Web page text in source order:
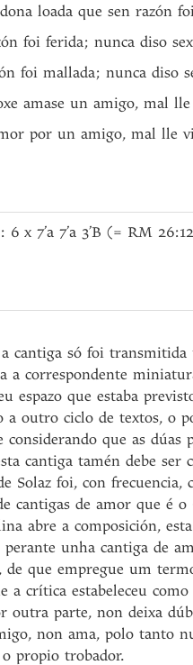
loada que sen razón
foi ferida; nunca diso
foi mallada; nunca diso
amase un amigo, mal
por un amigo, mal lle
x 7’a 7’a 3’B (= RM
cantiga só foi transmitida
a correspondente
espazo que estaba
a outro ciclo de textos, o
considerando que as dúas
cantiga tamén debe ser
Solaz foi, con frecuencia,
cantigas de amor que é
abre a composición,
perante unha cantiga de
de que empregue um
a crítica estabeleceu
outra parte, non deixa
non ama, polo tanto
propio trobador.